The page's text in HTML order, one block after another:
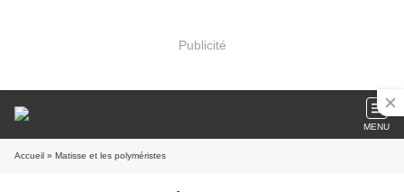
Publicité
MENU
Accueil » Matisse et les polyméristes